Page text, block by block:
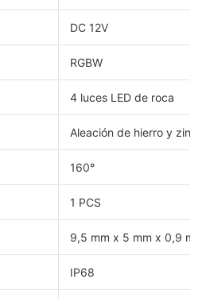
DC 12V
RGBW
4 luces LED de roca
Aleación de hierro y zinc
160°
1 PCS
9,5 mm x 5 mm x 0,9 mm
IP68